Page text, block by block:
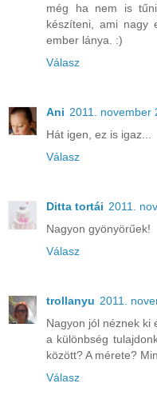
még ha nem is
készíteni, ami nagy
ember lánya. :)
Válasz
Ani 2011. november
Hát igen, ez is igaz...
Válasz
Ditta tortái 2011.
Nagyon gyönyörűek!
Válasz
trollanyu 2011.
Nagyon jól néznek ki
a különbség
között? A mérete?
Válasz